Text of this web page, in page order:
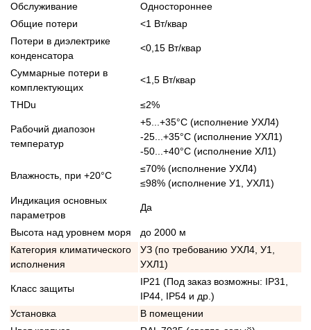
Обслуживание
Одностороннее
Общие потери
<1 Вт/квар
Потери в диэлектрике
конденсатора
<0,15 Вт/квар
Суммарные потери в
комплектующих
<1,5 Вт/квар
THDu ≤2%
Рабочий диапозон
температур
+5...+35°С (исполнение УХЛ4)
-25...+35°С (исполнение УХЛ1)
-50...+40°С (исполнение ХЛ1)
Влажность, при +20°С
≤70% (исполнение УХЛ4)
≤98% (исполнение У1, УХЛ1)
Индикация основных
параметров
Да
Высота над уровнем моря
до 2000 м
Категория климатического
исполнения
УЗ (по требованию УХЛ4, У1,
УХЛ1)
Класс защиты
IP21 (Под заказ возможны: IP31,
IP44, IP54 и др.)
Установка
В помещении